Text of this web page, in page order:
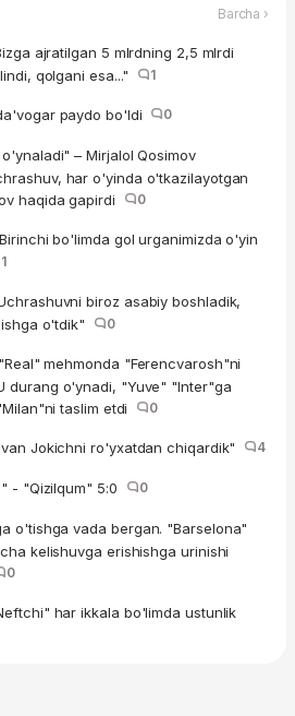
Barcha ›
ajratilgan 5 mlrdning 2,5 mlrdi
qolgani esa..."
1
paydo bo'ldi 0
– Mirjalol Qosimov
har o'yinda o'tkazilayotgan
haqida gapirdi
0
bo'limda gol urganimizda o'yin
1
biroz asabiy boshladik,
o'tdik"
0
mehmonda "Ferencvarosh"ni
durang o'ynadi, "Yuve" "Inter"ga
taslim etdi
0
Jokichni ro'yxatdan chiqardik" 4
- "Qizilqum" 5:0 0
o'tishga vada bergan. "Barselona"
kelishuvga erishishga urinishi
0
har ikkala bo'limda ustunlik